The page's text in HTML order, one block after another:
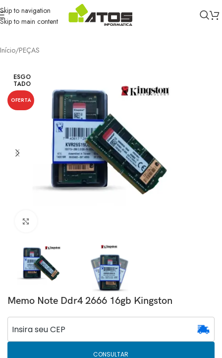
Skip to navigation
Skip to main content
Início/PEÇAS
ESGO
TADO
OFERTA
Memo Note Ddr4 2666 16gb Kingston
CONSULTAR